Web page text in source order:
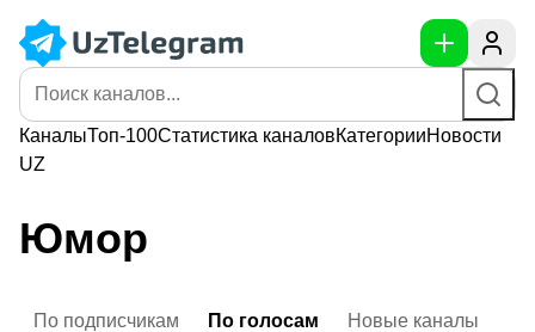
КаналыТоп-100Статистика каналовКатегорииНовости
UZ
Юмор
По подписчикам По голосам Новые каналы